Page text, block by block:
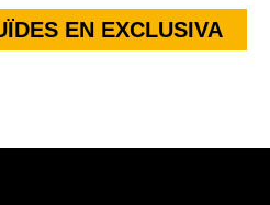
EN EXCLUSIVA